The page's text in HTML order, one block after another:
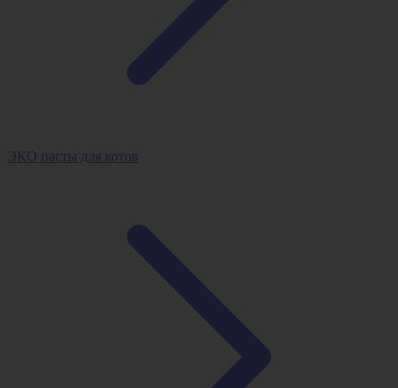
ЭКО пасты для котов